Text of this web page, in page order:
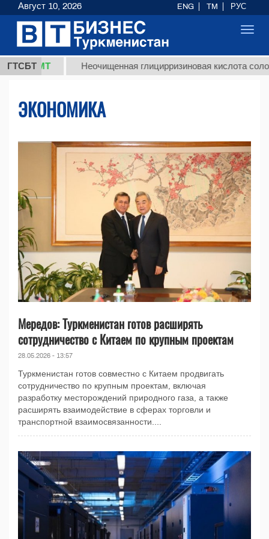
ГТСБТ Неочищенная глицирризиновая кислота солодкового
ЭКОНОМИКА
Мередов: Туркменистан готов расширять
сотрудничество с Китаем по крупным проектам
28.05.2026 - 13:57
Туркменистан готов совместно с Китаем продвигать
сотрудничество по крупным проектам, включая
разработку месторождений природного газа, а также
расширять взаимодействие в сферах торговли и
транспортной взаимосвязанности....
Август 10, 2026 ENG TM РУС